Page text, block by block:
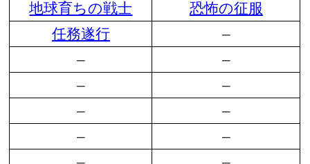
地球育ちの戦士
恐怖の征服
任務遂行
–
–
–
–
–
–
–
–
–